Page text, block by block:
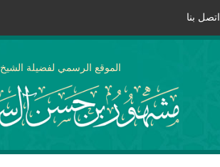
اتصل بنا
الموقع الرسمي لفضيلة الشيخ